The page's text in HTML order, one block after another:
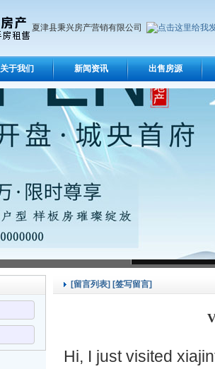
夏津县秉兴房产营销有限公司
关于我们 新闻资讯 出售房源
[留言列表] [签写留言]
Hi, I just visited